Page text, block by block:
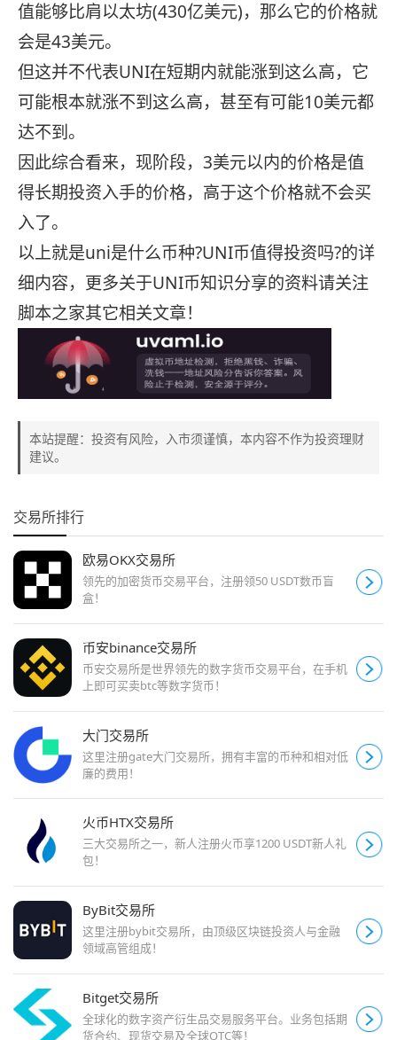
值能够比肩以太坊(430亿美元)，那么它的价格就
会是43美元。
但这并不代表UNI在短期内就能涨到这么高，它
可能根本就涨不到这么高，甚至有可能10美元都
达不到。
因此综合看来，现阶段，3美元以内的价格是值
得长期投资入手的价格，高于这个价格就不会买
入了。
以上就是uni是什么币种?UNI币值得投资吗?的详
细内容，更多关于UNI币知识分享的资料请关注
脚本之家其它相关文章！
本站提醒：投资有风险，入市须谨慎，本内容不作为投资理财
建议。
交易所排行
欧易OKX交易所
领先的加密货币交易平台，注册领50 USDT数币盲
盒！
币安binance交易所
币安交易所是世界领先的数字货币交易平台，在手机
上即可买卖btc等数字货币！
大门交易所
这里注册gate大门交易所，拥有丰富的币种和相对低
廉的费用！
火币HTX交易所
三大交易所之一，新人注册火币享1200 USDT新人礼
包！
ByBit交易所
这里注册bybit交易所，由顶级区块链投资人与金融
领域高管组成！
Bitget交易所
全球化的数字资产衍生品交易服务平台。业务包括期
货合约、现货交易及全球OTC等！